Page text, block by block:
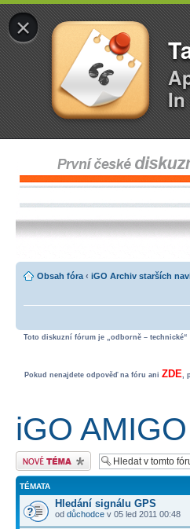
×
In
Obsah fóra ‹ iGO Archiv starších
Toto diskuzní fórum je „odborně –
Pokud nenajdete odpověď na fóru ani ZDE,
iGO
Odeslat nové téma
TÉMATA
Hledání signálu GPS
od důchodce v 05 led 2011 00:48